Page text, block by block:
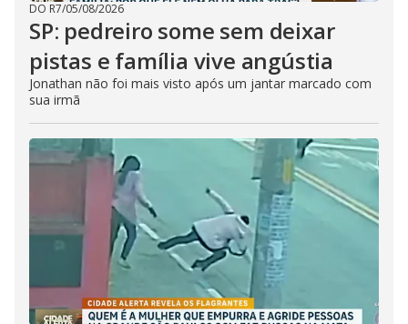
DO R7/05/08/2026
SP: pedreiro some sem deixar
pistas e família vive angústia
Jonathan não foi mais visto após um jantar marcado com
sua irmã